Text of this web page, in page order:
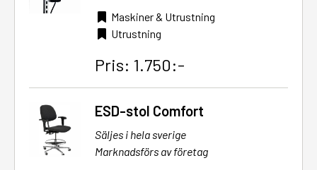
Maskiner & Utrustning
Utrustning
Pris: 1.750:-
ESD-stol Comfort
Säljes i hela sverige
Marknadsförs av företag